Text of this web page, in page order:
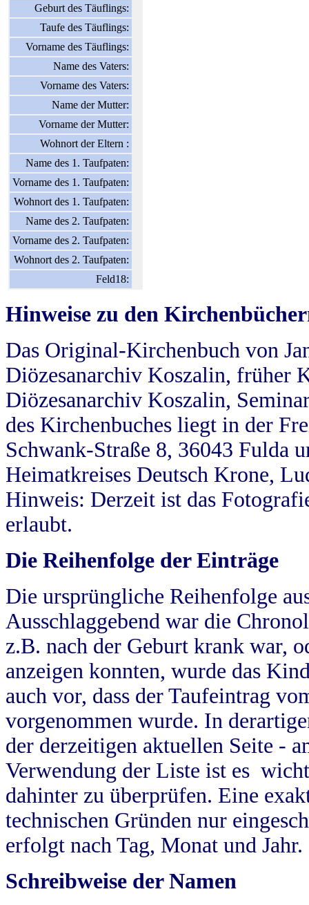
Geburt des Täuflings:
Taufe des Täuflings:
Vorname des Täuflings:
Name des Vaters:
Vorname des Vaters:
Name der Mutter:
Vorname der Mutter:
Wohnort der Eltern :
Name des 1. Taufpaten:
Vorname des 1. Taufpaten:
Wohnort des 1. Taufpaten:
Name des 2. Taufpaten:
Vorname des 2. Taufpaten:
Wohnort des 2. Taufpaten:
Feld18:
Hinweise zu den
Das Original-Kirchenbuch von
Diözesanarchiv Koszalin, früher
Diözesanarchiv Koszalin,
des Kirchenbuches liegt in der
Schwank-Straße 8, 36043 Fulda
Heimatkreises Deutsch Krone,
Hinweis: Derzeit ist das
erlaubt.
Die Reihenfolge der Einträge
Die ursprüngliche Reihenfolge
Ausschlaggebend war die
z.B. nach der Geburt krank war,
anzeigen konnten, wurde das
auch vor, dass der Taufeintrag
vorgenommen wurde. In
der derzeitigen aktuellen Seite -
Verwendung der Liste ist es
dahinter zu überprüfen. Eine
technischen Gründen nur
erfolgt nach Tag, Monat und Jahr.
Schreibweise der Namen